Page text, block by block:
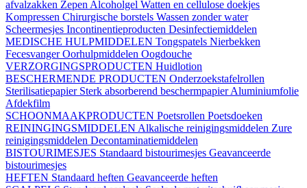
afvalzakken Zepen Alcoholgel Watten en cellulose doekjes
Kompressen Chirurgische borstels Wassen zonder water
Scheermesjes Incontinentieproducten Desinfectiemiddelen
MEDISCHE HULPMIDDELEN Tongspatels Nierbekken
FecesvangerOorhulpmiddelen Oogdouche
VERZORGINGSPRODUCTEN Huidlotion
BESCHERMENDE PRODUCTEN Onderzoekstafelrollen
Sterilisatiepapier Sterk absorberend beschermpapierAluminiumfolie
Afdekfilm
SCHOONMAAKPRODUCTEN Poetsrollen Poetsdoeken
REININGINGSMIDDELEN Alkalische reinigingsmiddelen Zure
reinigingsmiddelen Decontaminatiemiddelen
BISTOURIMESJES Standaard bistourimesjes Geavanceerde
bistourimesjes
HEFTEN Standaard heften Geavanceerde heften